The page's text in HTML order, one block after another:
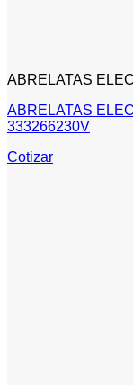
ABRELATAS
ABRELATAS
333266230V
Cotizar